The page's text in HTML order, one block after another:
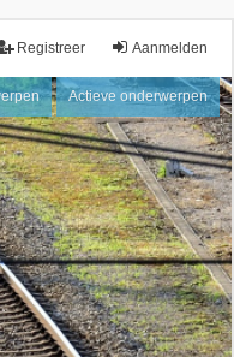
Aanmelden
Registreer
Actieve onderwerpen